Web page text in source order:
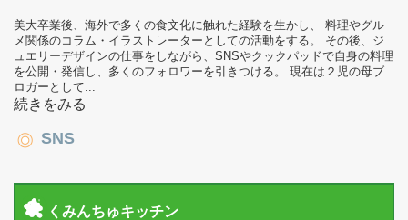
美大卒業後、海外で多くの食文化に触れた経験を生かし、 料理やグル
メ関係のコラム・イラストレーターとしての活動をする。 その後、ジ
ュエリーデザインの仕事をしながら、SNSやクックパッドで自身の料理
を公開・発信し、多くのフォロワーを引きつける。 現在は２児の母ブ
ロガーとして...
続きをみる
SNS
くみんちゅキッチン